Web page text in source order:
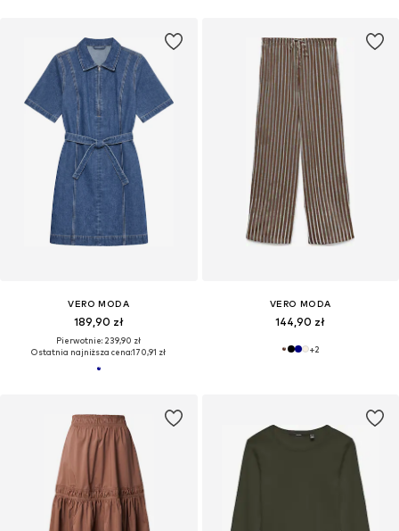
VERO MODA
189,90 zł
Pierwotnie: 239,90 zł
Ostatnia najniższa cena:170,91 zł
VERO MODA
144,90 zł
+2